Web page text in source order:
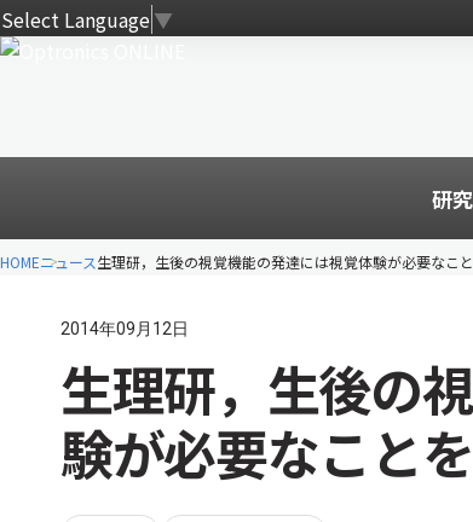
Select Language▼
研
HOMEニュース生理研，生後の視覚機能の発達には視覚体験が必要なこ
2014年09月12日
生理研，生後の
験が必要なこと